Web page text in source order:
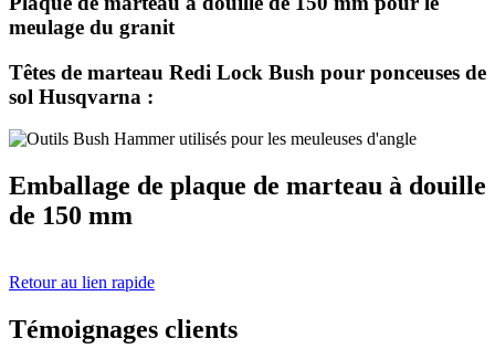
meulage du granit
Têtes de marteau Redi Lock Bush pour ponceuses de
sol Husqvarna :
Emballage de plaque de marteau à douille
de 150 mm
Retour au lien rapide
Témoignages clients